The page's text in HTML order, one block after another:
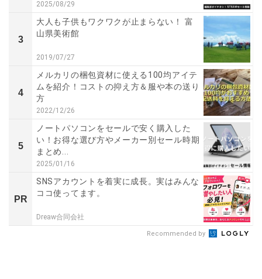
2025/08/29
3
大人も子供もワクワクが止まらない！ 富
山県美術館
2019/07/27
4
メルカリの梱包資材に使える100均アイテ
ムを紹介！コストの抑え方＆服や本の送り
方
2022/12/26
5
ノートパソコンをセールで安く購入した
い！お得な選び方やメーカー別セール時期
まとめ...
2025/01/16
PR
SNSアカウントを着実に成長。実はみんな
ココ使ってます。
Dreaw合同会社
Recommended by